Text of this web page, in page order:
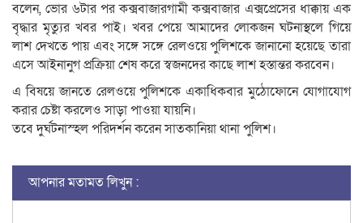
বলেন, ভোর ৬টার পর কক্সবাজারগামী কক্সবাজার এক্সপ্রেসের ধাক্কায় এক
বৃদ্ধার মৃত্যুর খবর পাই। খবর পেয়ে আমাদের লোকজন ঘটনাস্থলে গিয়ে
লাশ দেখতে পায় এবং সঙ্গে সঙ্গে রেলওয়ে পুলিশকে জানানো হয়েছে তারা
এসে আইনানুগ প্রক্রিয়া শেষ করে স্বজনদের কাছে লাশ হস্তান্তর করবেন।
এ বিষয়ে জানতে রেলওয়ে পুলিশকে একাধিকবার মুঠোফোনে যোগাযোগ
করার চেষ্টা করলেও সাড়া পাওয়া যায়নি।
তবে দুর্ঘটনাস্হল পরিদর্শন করেন সাতকানিয়া থানা পুলিশ।
আপনার মতামত লিখুন :